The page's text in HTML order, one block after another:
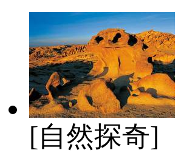
[自然探奇]